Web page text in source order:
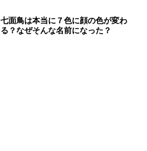
七面鳥は本当に７色に顔の色が変わ
る？なぜそんな名前になった？